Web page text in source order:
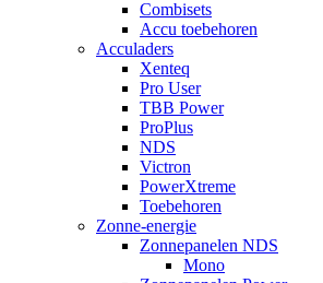
Combisets
Accu toebehoren
Acculaders
Xenteq
Pro User
TBB Power
ProPlus
NDS
Victron
PowerXtreme
Toebehoren
Zonne-energie
Zonnepanelen NDS
Mono